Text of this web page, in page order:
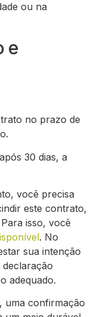
ou na
e
no prazo de
30 dias, a
você precisa
este contrato,
isso, você
. No
sua intenção
adequado.
uma confirmação